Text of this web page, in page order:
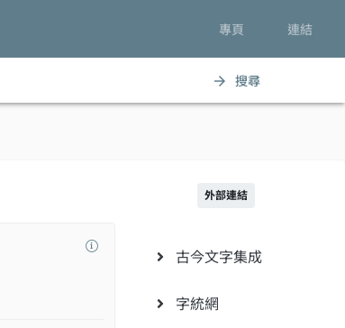
專頁 連結
arrow_forward 搜尋
外部連結
古今文字集成
字統網